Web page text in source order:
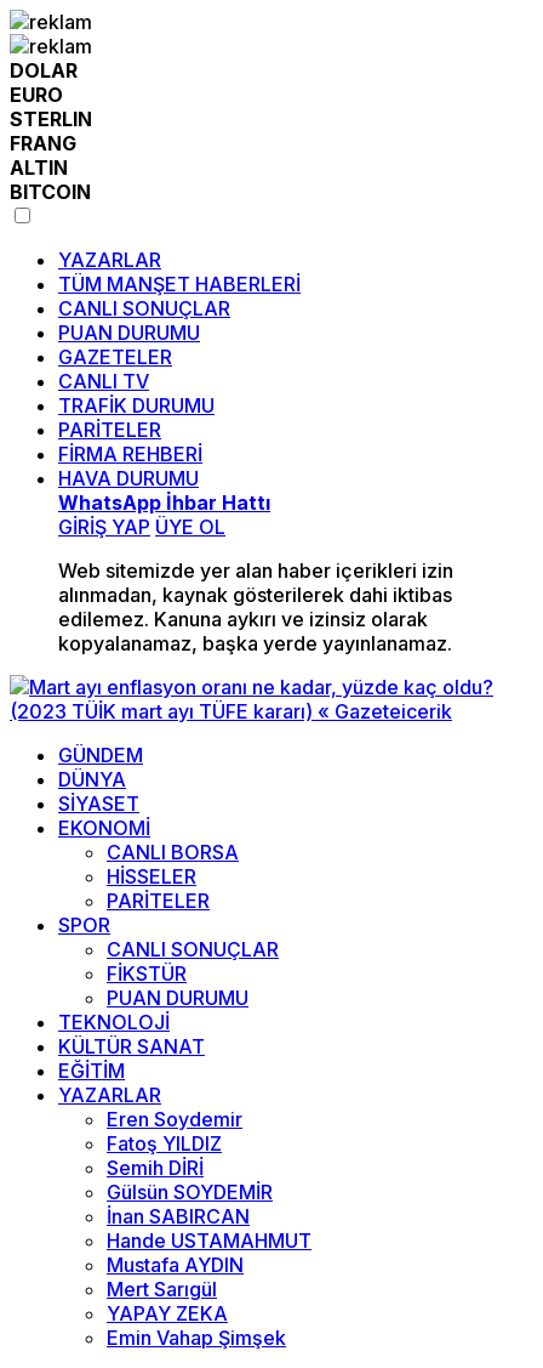
DOLAR
EURO
STERLIN
FRANG
ALTIN
BITCOIN
YAZARLAR
TÜM MANŞET HABERLERİ
CANLI SONUÇLAR
PUAN DURUMU
GAZETELER
CANLI TV
TRAFİK DURUMU
PARİTELER
FİRMA REHBERİ
HAVA DURUMU
WhatsApp İhbar Hattı
GİRİŞ YAP ÜYE OL
Web sitemizde yer alan haber içerikleri izin
alınmadan, kaynak gösterilerek dahi iktibas
edilemez. Kanuna aykırı ve izinsiz olarak
kopyalanamaz, başka yerde yayınlanamaz.
GÜNDEM
DÜNYA
SİYASET
EKONOMİ
CANLI BORSA
HİSSELER
PARİTELER
SPOR
CANLI SONUÇLAR
FİKSTÜR
PUAN DURUMU
TEKNOLOJİ
KÜLTÜR SANAT
EĞİTİM
YAZARLAR
Eren Soydemir
Fatoş YILDIZ
Semih DİRİ
Gülsün SOYDEMİR
İnan SABIRCAN
Hande USTAMAHMUT
Mustafa AYDIN
Mert Sarıgül
YAPAY ZEKA
Emin Vahap Şimşek